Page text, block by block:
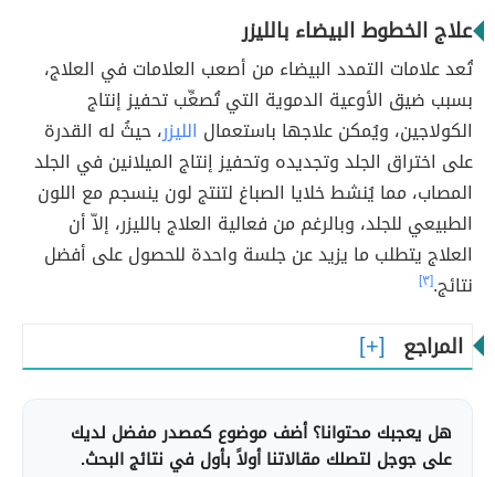
علاج الخطوط البيضاء بالليزر
تُعد علامات التمدد البيضاء من أصعب العلامات في العلاج،
بسبب ضيق الأوعية الدموية التي تُصعِّب تحفيز إنتاج
الكولاجين، ويُمكن علاجها باستعمال الليزر، حيثُ له القدرة
على اختراق الجلد وتجديده وتحفيز إنتاج الميلانين في الجلد
المصاب، مما يُنشط خلايا الصباغ لتنتج لون ينسجم مع اللون
الطبيعي للجلد، وبالرغم من فعالية العلاج بالليزر، إلاّ أن
العلاج يتطلب ما يزيد عن جلسة واحدة للحصول على أفضل
نتائج.[٣]
المراجع
هل يعجبك محتوانا؟ أضف موضوع كمصدر مفضل لديك
على جوجل لتصلك مقالاتنا أولاً بأول في نتائج البحث.